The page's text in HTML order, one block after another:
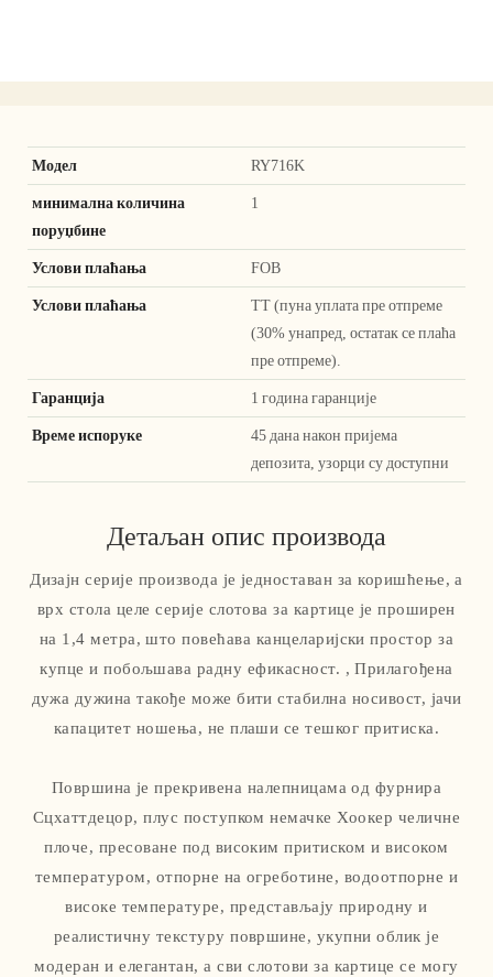
Модел RY716K
минимална количина
поруџбине
1
Услови плаћања FOB
Услови плаћања
ТТ (пуна уплата пре отпреме
(30% унапред, остатак се плаћа
пре отпреме).
Гаранција 1 година гаранције
Време испоруке
45 дана након пријема
депозита, узорци су доступни
Детаљан опис производа
Дизајн серије производа је једноставан за коришћење, а
врх стола целе серије слотова за картице је проширен
на 1,4 метра, што повећава канцеларијски простор за
купце и побољшава радну ефикасност. , Прилагођена
дужа дужина такође може бити стабилна носивост, јачи
капацитет ношења, не плаши се тешког притиска.
Површина је прекривена налепницама од фурнира
Сцхаттдецор, плус поступком немачке Хоокер челичне
плоче, пресоване под високим притиском и високом
температуром, отпорне на огреботине, водоотпорне и
високе температуре, представљају природну и
реалистичну текстуру површине, укупни облик је
модеран и елегантан, а сви слотови за картице се могу